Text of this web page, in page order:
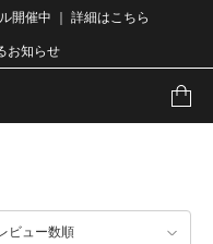
開催中 ｜ 詳細はこちら
お知らせ
ビュー数順